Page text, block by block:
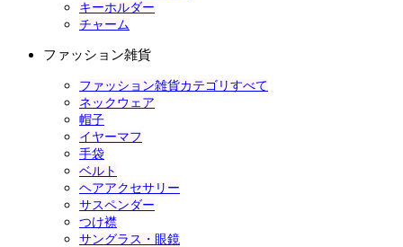
キーホルダー
チャーム
ファッション雑貨
ファッション雑貨カテゴリすべて
ネックウェア
帽子
イヤーマフ
手袋
ベルト
ヘアアクセサリー
サスペンダー
つけ襟
サングラス・眼鏡